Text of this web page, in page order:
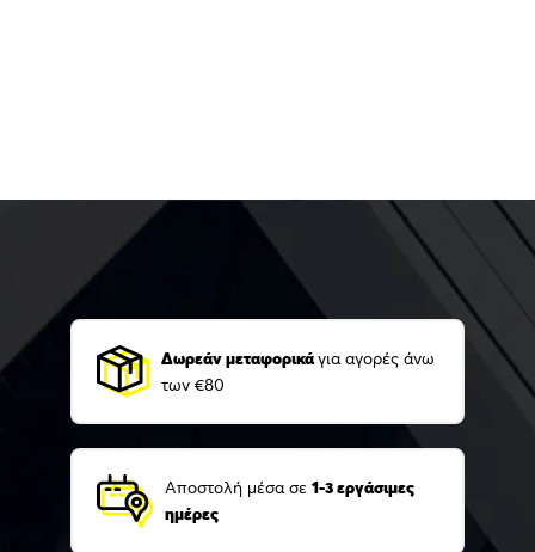
Δωρεάν μεταφορικάγια αγορές άνω
των €80
Αποστολή μέσα σε 1-3 εργάσιμες
ημέρες